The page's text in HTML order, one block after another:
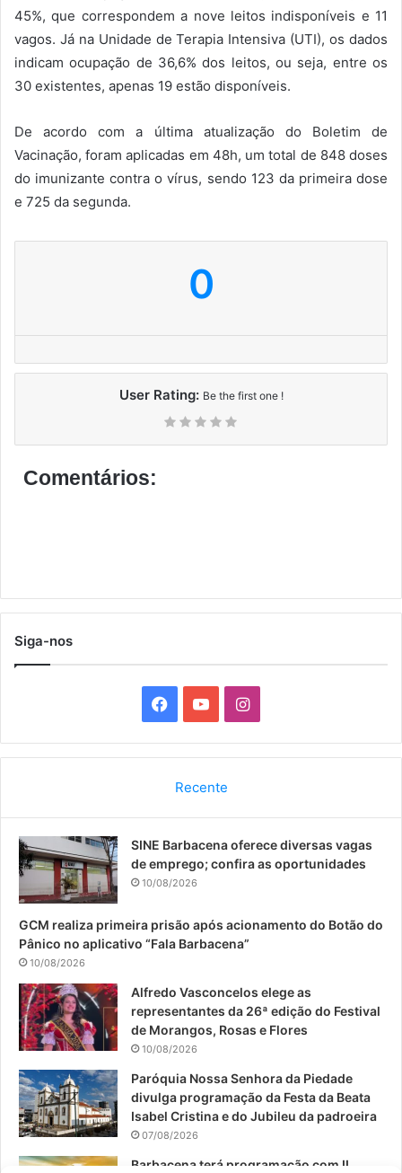
45%, que correspondem a nove leitos indisponíveis e 11
vagos. Já na Unidade de Terapia Intensiva (UTI), os dados
indicam ocupação de 36,6% dos leitos, ou seja, entre os
30 existentes, apenas 19 estão disponíveis.
De acordo com a última atualização do Boletim de
Vacinação, foram aplicadas em 48h, um total de 848 doses
do imunizante contra o vírus, sendo 123 da primeira dose
e 725 da segunda.
0
User Rating: Be the first one !
Comentários:
Siga-nos
a
b
o
o
o
u
e
I
n
a
r
m
Recente
SINE Barbacena oferece diversas vagas
de emprego; confira as oportunidades
10/08/2026
GCM realiza primeira prisão após acionamento do Botão do
Pânico no aplicativo “Fala Barbacena”
10/08/2026
Alfredo Vasconcelos elege as
representantes da 26ª edição do Festival
de Morangos, Rosas e Flores
10/08/2026
Paróquia Nossa Senhora da Piedade
divulga programação da Festa da Beata
Isabel Cristina e do Jubileu da padroeira
07/08/2026
Barbacena terá programação com II